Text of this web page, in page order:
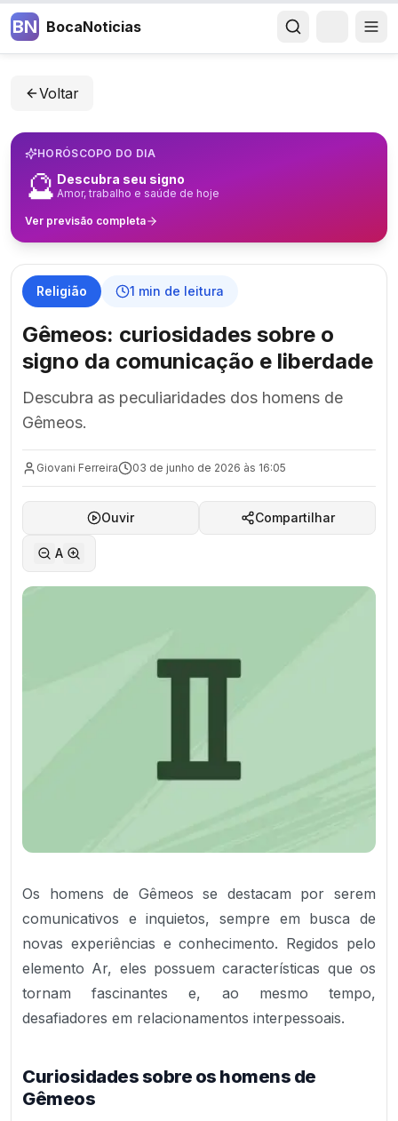
BN BocaNoticias
Voltar
HORÓSCOPO DO DIA
🔮 Descubra seu signo
Amor, trabalho e saúde de hoje
Ver previsão completa
Religião 1 min de leitura
Gêmeos: curiosidades sobre o
signo da comunicação e liberdade
Descubra as peculiaridades dos homens de
Gêmeos.
Giovani Ferreira 03 de junho de 2026 às 16:05
Ouvir Compartilhar
A
Os homens de Gêmeos se destacam por serem
comunicativos e inquietos, sempre em busca de
novas experiências e conhecimento. Regidos pelo
elemento Ar, eles possuem características que os
tornam fascinantes e, ao mesmo tempo,
desafiadores em relacionamentos interpessoais.
Curiosidades sobre os homens de
Gêmeos